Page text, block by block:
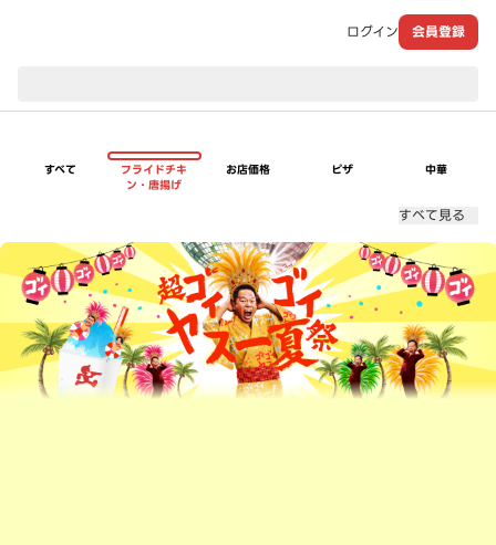
ログイン 会員登録
すべて
フライドチキ
ン・唐揚げ
お店価格 ピザ 中華
すべて見る
超ゴイゴイヤスー夏祭